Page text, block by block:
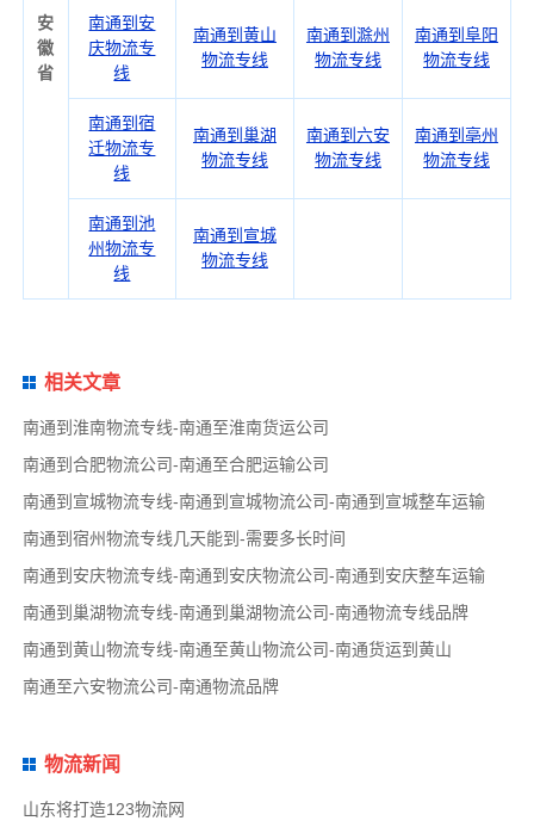
安
徽
省
南通到安
庆物流专
线
南通到黄山
物流专线
南通到滁州
物流专线
南通到阜阳
物流专线
南通到宿
迁物流专
线
南通到巢湖
物流专线
南通到六安
物流专线
南通到亳州
物流专线
南通到池
州物流专
线
南通到宣城
物流专线
相关文章
南通到淮南物流专线-南通至淮南货运公司
南通到合肥物流公司-南通至合肥运输公司
南通到宣城物流专线-南通到宣城物流公司-南通到宣城整车运输
南通到宿州物流专线几天能到-需要多长时间
南通到安庆物流专线-南通到安庆物流公司-南通到安庆整车运输
南通到巢湖物流专线-南通到巢湖物流公司-南通物流专线品牌
南通到黄山物流专线-南通至黄山物流公司-南通货运到黄山
南通至六安物流公司-南通物流品牌
物流新闻
山东将打造123物流网